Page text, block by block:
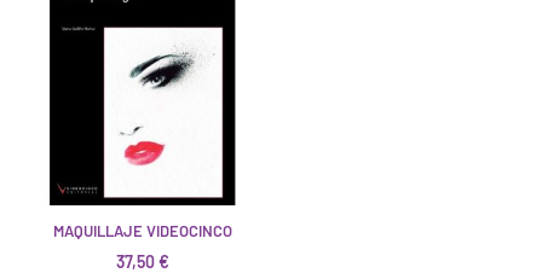
MAQUILLAJE VIDEOCINCO
37,50€